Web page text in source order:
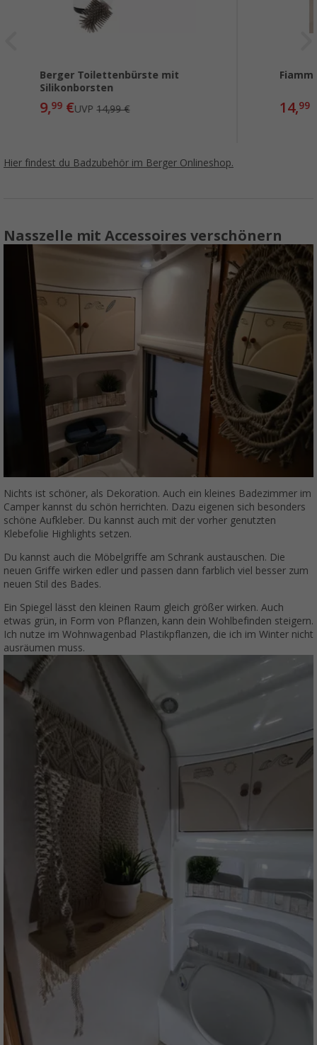
Berger Toilettenbürste mit
Silikonborsten
9,99 €UVP14,99 € 14,99
Hier findest du Badzubehör im Berger Onlineshop.
Nasszelle mit Accessoires verschönern
Nichts ist schöner, als Dekoration. Auch ein kleines Badezimmer im
Camper kannst du schön herrichten. Dazu eigenen sich besonders
schöne Aufkleber. Du kannst auch mit der vorher genutzten
Klebefolie Highlights setzen.
Du kannst auch die Möbelgriffe am Schrank austauschen. Die
neuen Griffe wirken edler und passen dann farblich viel besser zum
neuen Stil des Bades.
Ein Spiegel lässt den kleinen Raum gleich größer wirken. Auch
etwas grün, in Form von Pflanzen, kann dein Wohlbefinden steigern.
Ich nutze im Wohnwagenbad Plastikpflanzen, die ich im Winter nicht
ausräumen muss.